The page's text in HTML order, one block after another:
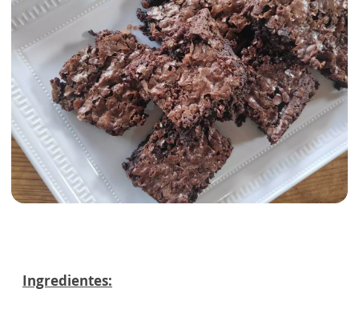
Ingredientes: